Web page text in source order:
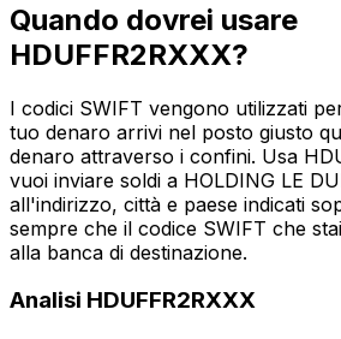
Quando dovrei usare
HDUFFR2RXXX?
I codici SWIFT vengono utilizzati
tuo denaro arrivi nel posto giusto
denaro attraverso i confini. Usa
vuoi inviare soldi a HOLDING LE
all'indirizzo, città e paese indicati
sempre che il codice SWIFT che
alla banca di destinazione.
Analisi HDUFFR2RXXX